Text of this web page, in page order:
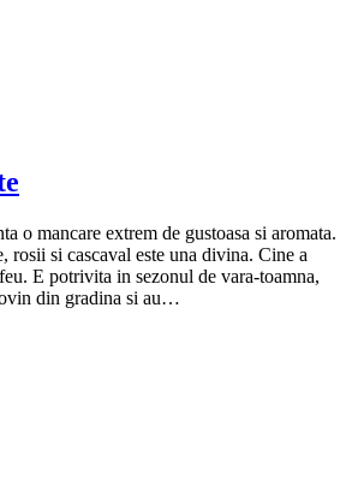
o mancare extrem de gustoasa si aromata.
rosii si cascaval este una divina. Cine a
E potrivita in sezonul de vara-toamna,
din gradina si au…